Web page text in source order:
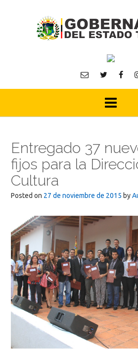
Entregado 37
fijos para la
Cultura
Posted on 27 de noviembre de 2015 by